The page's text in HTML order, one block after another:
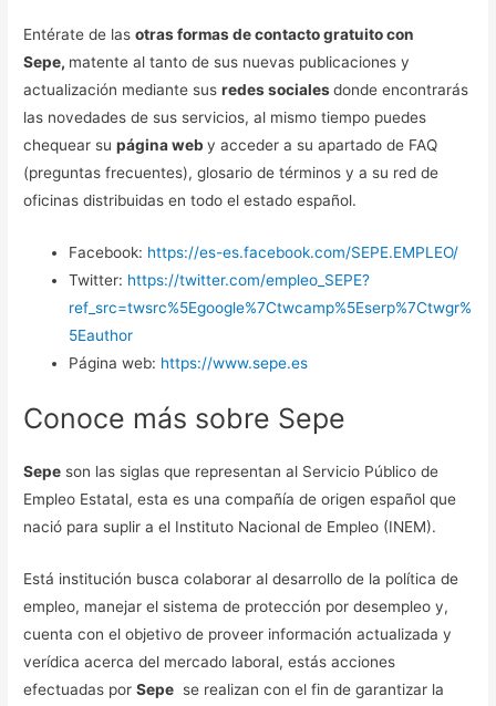
Entérate de lasotras formas de contacto gratuito con
Sepe, matente al tanto de sus nuevas publicaciones y
actualización mediante susredes socialesdonde encontrarás
las novedades de sus servicios, al mismo tiempo puedes
chequear supágina weby acceder a su apartado de FAQ
(preguntas frecuentes), glosario de términos y a su red de
oficinas distribuidas en todo el estado español.
Facebook: https://es-es.facebook.com/SEPE.EMPLEO/
Twitter: https://twitter.com/empleo_SEPE?
ref_src=twsrc%5Egoogle%7Ctwcamp%5Eserp%7Ctwgr%
5Eauthor
Página web: https://www.sepe.es
Conoce más sobre Sepe
Sepe son las siglas que representan al Servicio Público de
Empleo Estatal, esta es una compañía de origen español que
nació para suplir a el Instituto Nacional de Empleo (INEM).
Está institución busca colaborar al desarrollo de la política de
empleo, manejar el sistema de protección por desempleo y,
cuenta con el objetivo de proveer información actualizada y
verídica acerca del mercado laboral, estás acciones
efectuadas porSepe se realizan con el fin de garantizar la